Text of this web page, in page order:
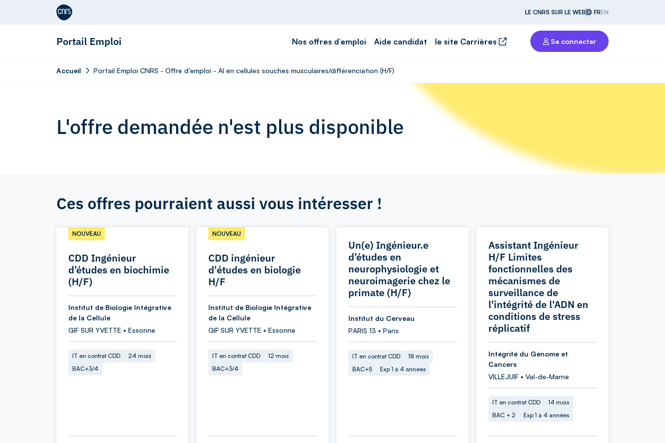
Aller au contenu
LE CNRS SUR LE WEB FREN
Portail Emploi Nos offres d’emploi Aide candidat le site Carrières Se connecter
Accueil Portail Emploi CNRS - Offre d'emploi - AI en cellules souches musculaires/différenciation (H/F)
L'offre demandée n'est plus disponible
Ces offres pourraient aussi vous intéresser !
CDD Ingénieur
d’études en biochimie
(H/F)
NOUVEAU
Institut de Biologie Intégrative
de la Cellule
GIF SUR YVETTE • Essonne
IT en contrat CDD
24 mois
BAC+3/4
CDD ingénieur
d'études en biologie
H/F
NOUVEAU
Institut de Biologie Intégrative
de la Cellule
GIF SUR YVETTE • Essonne
IT en contrat CDD
12 mois
BAC+3/4
Un(e) Ingénieur.e
d’études en
neurophysiologie et
neuroimagerie chez le
primate (H/F)
Institut du Cerveau
PARIS 13 • Paris
IT en contrat CDD
18 mois
BAC+5
Exp 1 à 4 années
Assistant Ingénieur
H/F Limites
fonctionnelles des
mécanismes de
surveillance de
l'intégrité de l'ADN en
conditions de stress
réplicatif
Intégrité du Génome et
Cancers
VILLEJUIF • Val-de-Marne
IT en contrat CDD
14 mois
BAC + 2
Exp 1 à 4 années